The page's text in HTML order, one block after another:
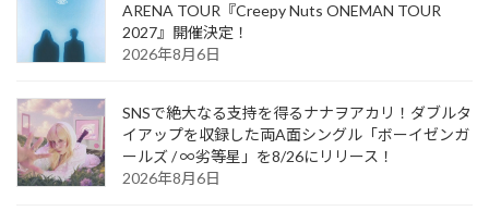
ARENA TOUR『Creepy Nuts ONEMAN TOUR
2027』開催決定！
2026年8月6日
SNSで絶大なる支持を得るナナヲアカリ！ダブルタ
イアップを収録した両A面シングル「ボーイゼンガ
ールズ / ∞劣等星」を8/26にリリース！
2026年8月6日